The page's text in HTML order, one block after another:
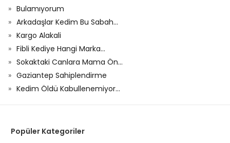
Bulamıyorum
Arkadaşlar Kedim Bu Sabah...
Kargo Alakali
Fibli Kediye Hangi Marka...
Sokaktaki Canlara Mama Ön...
Gaziantep Sahiplendirme
Kedim Öldü Kabullenemiyor...
Popüler Kategoriler